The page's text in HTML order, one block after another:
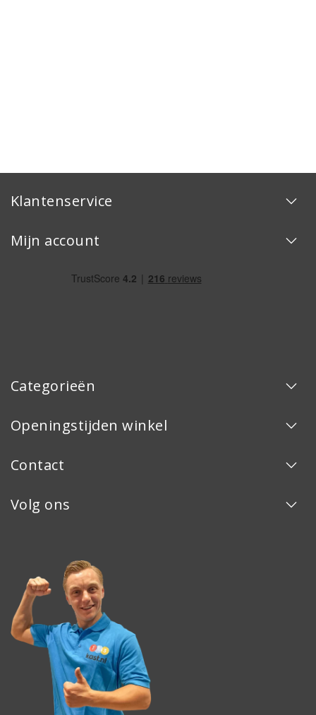
Klantenservice
Mijn account
Categorieën
Openingstijden winkel
Contact
Volg ons